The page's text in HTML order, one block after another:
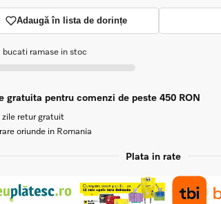
Adaugă în lista de dorințe
bucati ramase in stoc
gratuita pentru comenzi de peste 450 RON
retur gratuit
oriunde in Romania
Plata in rate